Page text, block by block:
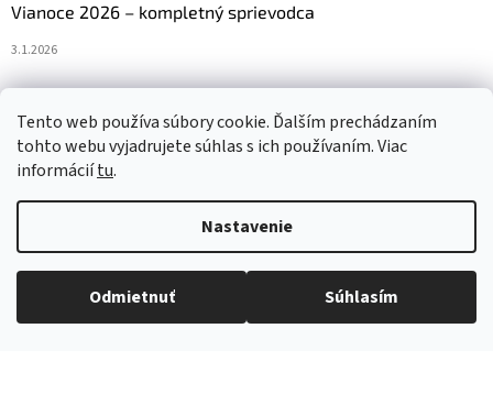
Tento web používa súbory cookie. Ďalším prechádzaním
tohto webu vyjadrujete súhlas s ich používaním. Viac
informáciítu.
Nastavenie
Odmietnuť Súhlasím
Vianoce 2026 – kompletný sprievodca
3.1.2026
Navštívte aj náš český e-shop www.vanocniretezy.cz
Vytvoril Shoptet
Copyright 2026Vianocneretaze.sk . Všetky práva vyhradené.